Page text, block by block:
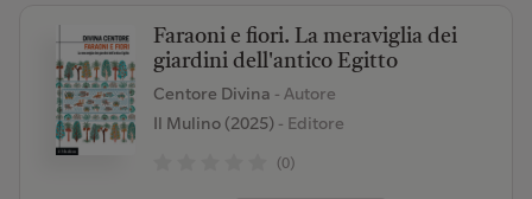
Faraoni e fiori. La meraviglia dei
giardini dell'antico Egitto
Centore Divina - Autore
Il Mulino (2025)- Editore
(0)